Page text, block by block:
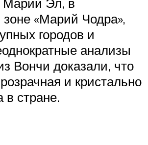
зоне «Марий Чодра»,
городов и
анализы
Вончи доказали, что
и кристально
в стране.